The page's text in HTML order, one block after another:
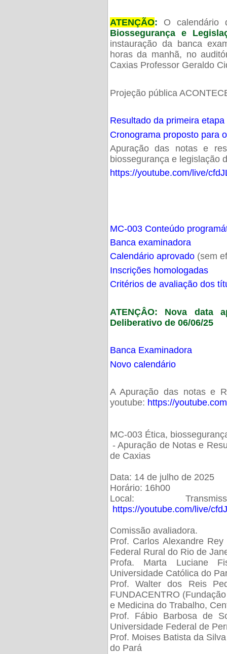
ATENÇÃO: O calendário
Biossegurança e
instauração da banca
horas da manhã, no
Caxias Professor Geraldo
Projeção pública
Resultado da primeira
Cronograma proposto para
Apuração das notas e
biossegurança e legislação
https://youtube.com/live/
MC-003 Conteúdo
Banca examinadora
Calendário aprovado(sem
Inscrições homologadas
Critérios de avaliação dos
ATENÇÂO: Nova data
Deliberativo de 06/06/25
Banca Examinadora
Novo calendário
A Apuração das notas e
youtube: https://
MC-003 Ética,
- Apuração de Notas e
de Caxias
Data: 14 de julho de 2025
Horário: 16h00
Local:
https://youtube.com/live/
Comissão avaliadora.
Prof. Carlos Alexandre
Federal Rural do Rio de
Profa. Marta Luciane
Universidade Católica do
Prof. Walter dos Reis
FUNDACENTRO
e Medicina do Trabalho,
Prof. Fábio Barbosa de
Universidade Federal de
Prof. Moises Batista da
do Pará